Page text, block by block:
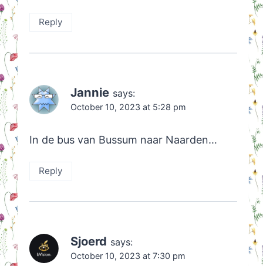
Reply
Jannie says:
October 10, 2023 at 5:28 pm
In de bus van Bussum naar Naarden…
Reply
Sjoerd says:
October 10, 2023 at 7:30 pm